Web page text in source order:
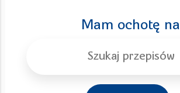
Mam ochotę na